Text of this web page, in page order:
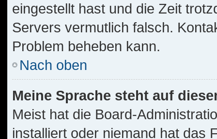
eingestellt hast und die Zeit
Servers vermutlich falsch.
Problem beheben kann.
Nach oben
Meine Sprache steht auf
Meist hat die Board-
installiert oder niemand hat das